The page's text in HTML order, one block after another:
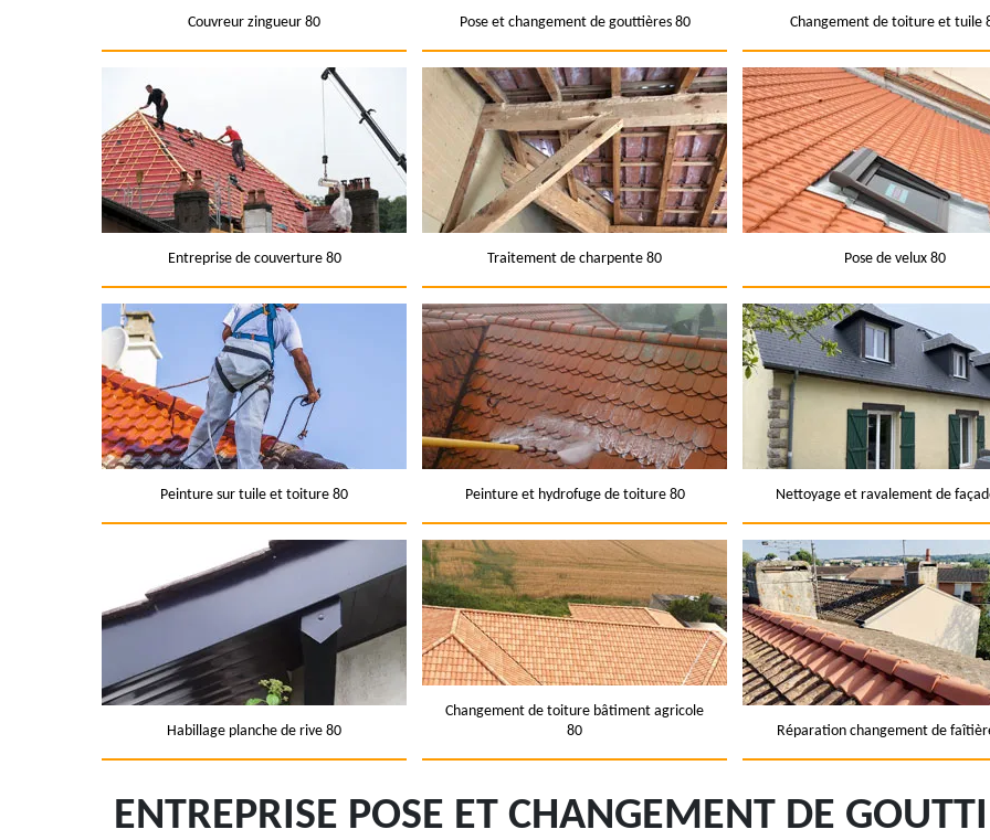
Couvreur zingueur 80 Pose et changement de gouttières 80 Changement de toiture et tuile
Entreprise de couverture 80 Traitement de charpente 80 Pose de velux 80
Peinture sur tuile et toiture 80 Peinture et hydrofuge de toiture 80 Nettoyage et ravalement de
Habillage planche de rive 80
Changement de toiture bâtiment agricole
80
Réparation changement de
ENTREPRISE POSE ET CHANGEMENT DE